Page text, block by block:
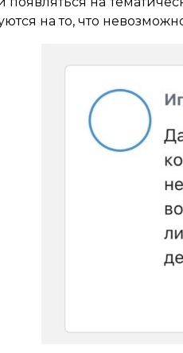
на то, что